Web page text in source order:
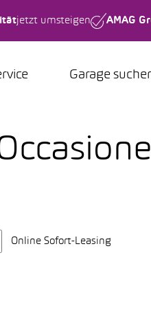
jetzt umsteigen AMAG
Garage
Online Sofort-Leasing